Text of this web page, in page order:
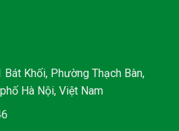
Khối, Phường Thạch Bàn,
Hà Nội, Việt Nam